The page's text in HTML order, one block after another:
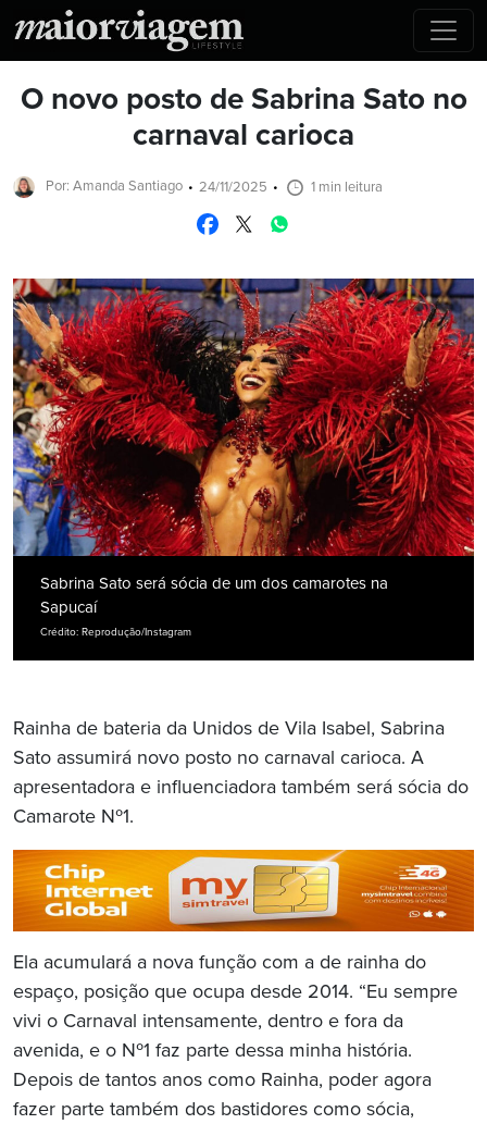
O novo posto de Sabrina Sato no
carnaval carioca
Por: Amanda Santiago 24/11/2025 1 min leitura
Sabrina Sato será sócia de um dos camarotes na
Sapucaí
Crédito: Reprodução/Instagram
Rainha de bateria da Unidos de Vila Isabel, Sabrina
Sato assumirá novo posto no carnaval carioca. A
apresentadora e influenciadora também será sócia do
Camarote Nº1.
Ela acumulará a nova função com a de rainha do
espaço, posição que ocupa desde 2014. “Eu sempre
vivi o Carnaval intensamente, dentro e fora da
avenida, e o Nº1 faz parte dessa minha história.
Depois de tantos anos como Rainha, poder agora
fazer parte também dos bastidores como sócia,